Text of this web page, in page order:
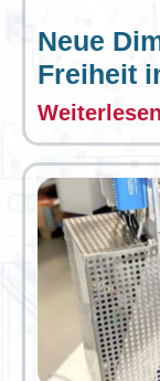
Neue
Freiheit